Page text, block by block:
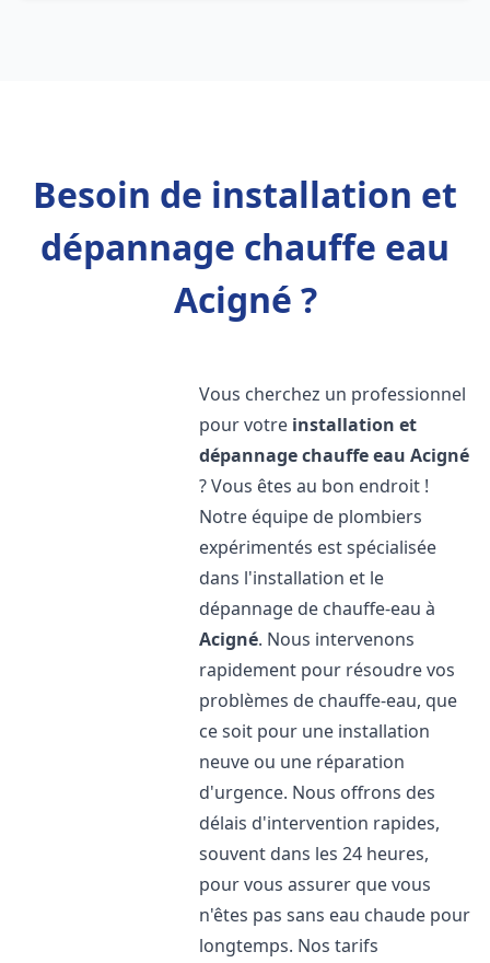
Besoin de installation et
dépannage chauffe eau
Acigné ?
Vous cherchez un professionnel
pour votre installation et
dépannage chauffe eau Acigné
? Vous êtes au bon endroit !
Notre équipe de plombiers
expérimentés est spécialisée
dans l'installation et le
dépannage de chauffe-eau à
Acigné. Nous intervenons
rapidement pour résoudre vos
problèmes de chauffe-eau, que
ce soit pour une installation
neuve ou une réparation
d'urgence. Nous offrons des
délais d'intervention rapides,
souvent dans les 24 heures,
pour vous assurer que vous
n'êtes pas sans eau chaude pour
longtemps. Nos tarifs